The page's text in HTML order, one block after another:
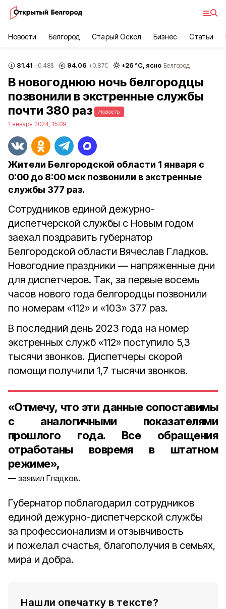
Новости Белгород Старый Оскол Бизнес Статьи
81.41 +0.48$ 94.06 +0.87€ +26 °С, ясно Белгород
В новогоднюю ночь белгородцы
позвонили в экстренные службы
почти 380 раз
Новость
1 января 2024, 15:09
Жители Белгородской области 1 января с
0:00 до 8:00 мск позвонили в экстренные
службы 377 раз.
Сотрудников единой дежурно-
диспетчерской службы с Новым годом
заехал поздравить губернатор
Белгородской области Вячеслав Гладков.
Новогодние праздники — напряженные дни
для диспетчеров. Так, за первые восемь
часов нового года белгородцы позвонили
по номерам «112» и «103» 377 раз.
В последний день 2023 года на номер
экстренных служб «112» поступило 5,3
тысячи звонков. Диспетчеры скорой
помощи получили 1,7 тысячи звонков.
«Отмечу, что эти данные сопоставимы
с аналогичными показателями
прошлого года. Все обращения
отработаны вовремя в штатном
режиме»,
заявил Гладков.
Губернатор поблагодарил сотрудников
единой дежурно-диспетчерской службы
за профессионализм и отзывчивость
и пожелал счастья, благополучия в семьях,
мира и добра.
Нашли опечатку в тексте?